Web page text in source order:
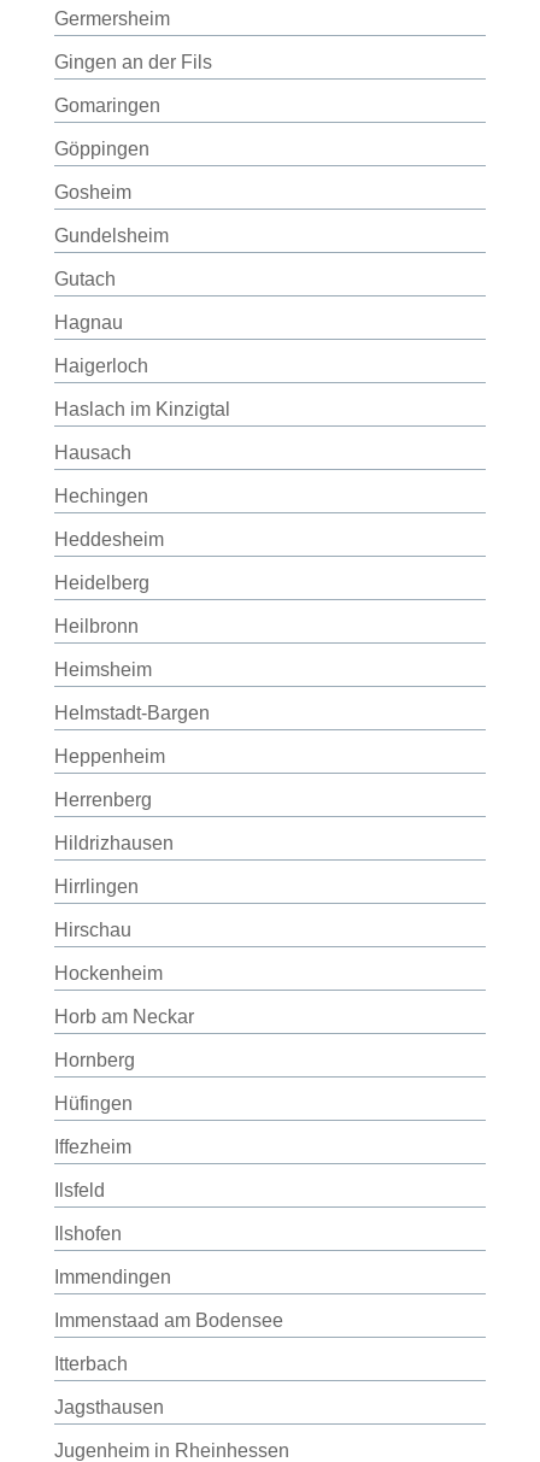
Germersheim
Gingen an der Fils
Gomaringen
Göppingen
Gosheim
Gundelsheim
Gutach
Hagnau
Haigerloch
Haslach im Kinzigtal
Hausach
Hechingen
Heddesheim
Heidelberg
Heilbronn
Heimsheim
Helmstadt-Bargen
Heppenheim
Herrenberg
Hildrizhausen
Hirrlingen
Hirschau
Hockenheim
Horb am Neckar
Hornberg
Hüfingen
Iffezheim
Ilsfeld
Ilshofen
Immendingen
Immenstaad am Bodensee
Itterbach
Jagsthausen
Jugenheim in Rheinhessen